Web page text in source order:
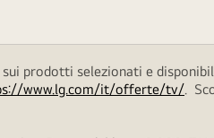
prodotti selezionati e
www.lg.com/it/offerte/tv/.